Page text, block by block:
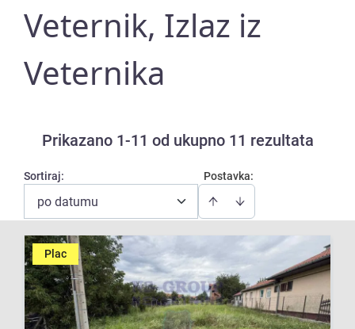
Veternik, Izlaz iz
Veternika
Prikazano 1-11 od ukupno 11 rezultata
Postavka:
Sortiraj:
po datumu
Plac